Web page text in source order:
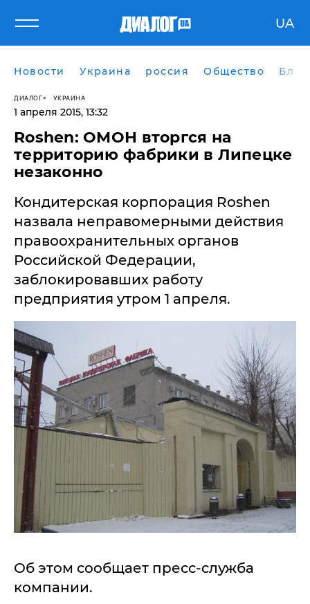
UA
Новости Украина россия Общество
ДИАЛОГ УКРАИНА
1 апреля 2015, 13:32
Roshen: ОМОН вторгся на
территорию фабрики в Липецке
незаконно
Кондитерская корпорация Roshen
назвала неправомерными действия
правоохранительных органов
Российской Федерации,
заблокировавших работу
предприятия утром 1 апреля.
Об этом сообщает пресс-служба
компании.